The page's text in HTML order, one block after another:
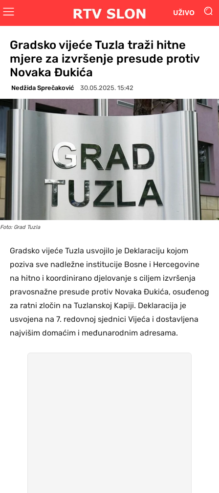
UŽIVO
Gradsko vijeće Tuzla traži hitne
mjere za izvršenje presude protiv
Novaka Đukića
Nedžida Sprečaković 30.05.2025. 15:42
Foto: Grad Tuzla
Gradsko vijeće Tuzla usvojilo je Deklaraciju kojom
poziva sve nadležne institucije Bosne i Hercegovine
na hitno i koordinirano djelovanje s ciljem izvršenja
pravosnažne presude protiv Novaka Đukića, osuđenog
za ratni zločin na Tuzlanskoj Kapiji. Deklaracija je
usvojena na 7. redovnoj sjednici Vijeća i dostavljena
najvišim domaćim i međunarodnim adresama.